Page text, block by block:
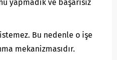
yapmadık ve başarısız
Bu nedenle o işe
mekanizmasıdır.